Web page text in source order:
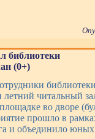
библиотеки
(0+)
летний читальный
во дворе
прошло в
и объединило